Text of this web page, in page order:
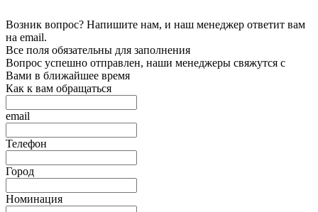
Возник вопрос? Напишите нам, и наш менеджер ответит вам
на email.
Все поля обязательны для заполнения
Вопрос успешно отправлен, наши менеджеры свяжутся с
Вами в ближайшее время
Как к вам обращаться
email
Телефон
Город
Номинация